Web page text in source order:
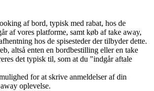
af bord, typisk med rabat, hos de
af vores platforme, samt køb af take away,
hos de spisesteder der tilbyder dette.
altså enten en bordbestilling eller en take
det typisk til, som at du "indgår aftale
for at skrive anmeldelser af din
oplevelse.